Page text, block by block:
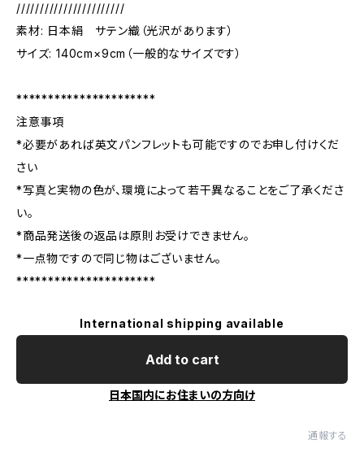
///////////////////////
素材: 日本絹 サテン織（光沢があります）
サイズ: 140cm×9cm（一般的なサイズです）
**********************
注意事項
*必要があれば英文パンフレットも可能ですのでお申し付けくだ
さい
*写真と実物の色が、環境によって若干異なることをご了承くださ
い。
*商品発送後の返品は原則お受けできません。
*一点物ですので同じ物はございません。
**********************
International shipping available
Add to cart
日本国内にお住まいの方向け
通報する